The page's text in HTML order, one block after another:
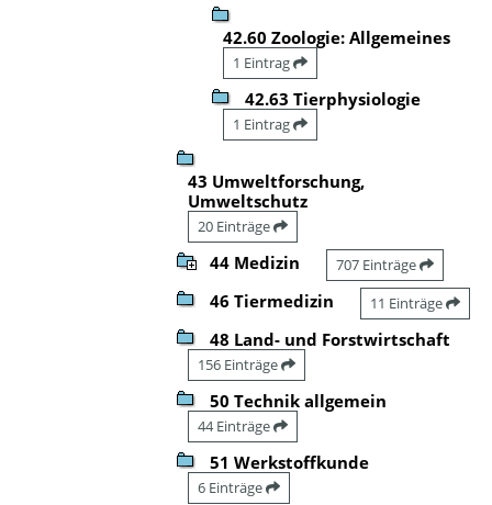
42.60 Zoologie: Allgemeines
1 Eintrag
42.63 Tierphysiologie
1 Eintrag
43 Umweltforschung,
Umweltschutz
20 Einträge
44 Medizin 707 Einträge
46 Tiermedizin 11 Einträge
48 Land- und Forstwirtschaft
156 Einträge
50 Technik allgemein
44 Einträge
51 Werkstoffkunde
6 Einträge